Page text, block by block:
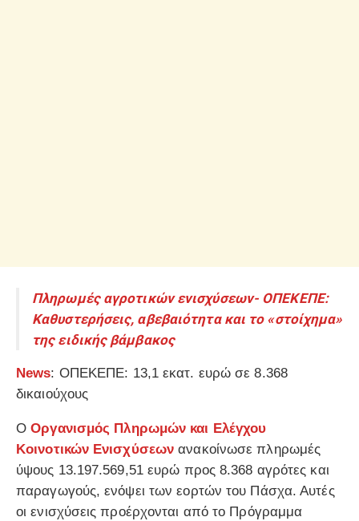
Πληρωμές αγροτικών ενισχύσεων- ΟΠΕΚΕΠΕ:
Καθυστερήσεις, αβεβαιότητα και το «στοίχημα»
της ειδικής βάμβακος
News: ΟΠΕΚΕΠΕ: 13,1 εκατ. ευρώ σε 8.368
δικαιούχους
ΟΟργανισμός Πληρωμών και Ελέγχου
Κοινοτικών Ενισχύσεων ανακοίνωσε πληρωμές
ύψους 13.197.569,51 ευρώ προς 8.368 αγρότες και
παραγωγούς, ενόψει των εορτών του Πάσχα. Αυτές
οι ενισχύσεις προέρχονται από το Πρόγραμμα